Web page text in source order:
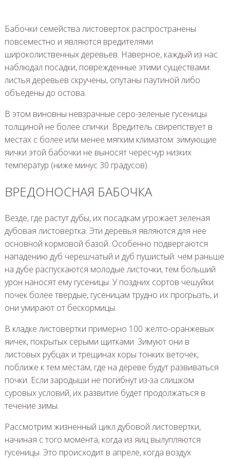
Бабочки семейства листоверток распространены
повсеместно и являются вредителями
широколиственных деревьев. Наверное, каждый из нас
наблюдал посадки, поврежденные этими существами:
листья деревьев скручены, опутаны паутиной либо
объедены до остова.
В этом виновны невзрачные серо-зеленые гусеницы
толщиной не более спички. Вредитель свирепствует в
местах с более или менее мягким климатом: зимующие
яички этой бабочки не выносят чересчур низких
температур (ниже минус 30 градусов).
ВРЕДОНОСНАЯ БАБОЧКА
Везде, где растут дубы, их посадкам угрожает зеленая
дубовая листовертка. Эти деревья являются для нее
основной кормовой базой. Особенно подвергаются
нападению дуб черешчатый и дуб пушистый: чем раньше
на дубе распускаются молодые листочки, тем больший
урон наносят ему гусеницы. У поздних сортов чешуйки
почек более твердые, гусеницам трудно их прогрызть, и
они умирают от бескормицы.
В кладке листовертки примерно 100 желто-оранжевых
яичек, покрытых серыми щитками. Зимуют они в
листовых рубцах и трещинах коры тонких веточек,
поближе к тем местам, где на дереве будут развиваться
почки. Если зародыши не погибнут из-за слишком
суровых условий, их развитие будет продолжаться в
течение зимы.
Рассмотрим жизненный цикл дубовой листовертки,
начиная с того момента, когда из яиц вылупляются
гусеницы. Это происходит в апреле, когда воздух